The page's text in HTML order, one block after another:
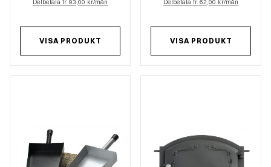
Delbetala fr. 93,00 kr/mån
VISA PRODUKT
Delbetala fr. 62,00 kr/mån
VISA PRODUKT